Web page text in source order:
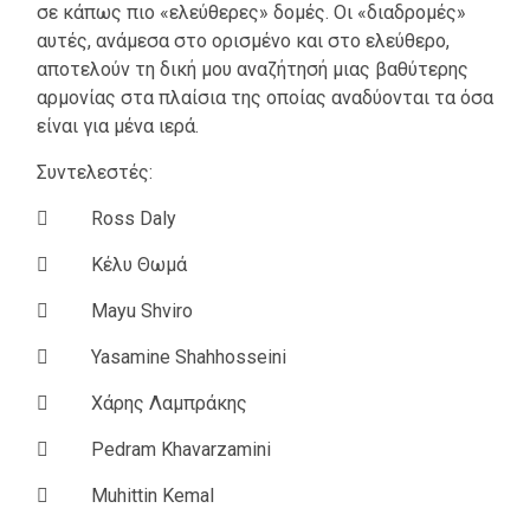
σε κάπως πιο «ελεύθερες» δομές. Οι «διαδρομές»
αυτές, ανάμεσα στο ορισμένο και στο ελεύθερο,
αποτελούν τη δική μου αναζήτησή μιας βαθύτερης
αρμονίας στα πλαίσια της οποίας αναδύονται τα όσα
είναι για μένα ιερά.
Συντελεστές:
 Ross Daly
 Κέλυ Θωμά
 Mayu Shviro
 Yasamine Shahhosseini
 Χάρης Λαμπράκης
 Pedram Khavarzamini
 Muhittin Kemal